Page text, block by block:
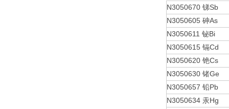
N3050670 锑Sb
N3050605 砷As
N3050611 铋Bi
N3050615 镉Cd
N3050620 铯Cs
N3050630 锗Ge
N3050657 铅Pb
N3050634 汞Hg